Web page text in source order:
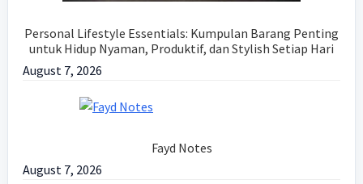
Personal Lifestyle Essentials: Kumpulan Barang Penting
untuk Hidup Nyaman, Produktif, dan Stylish Setiap Hari
August 7, 2026
Fayd Notes
August 7, 2026